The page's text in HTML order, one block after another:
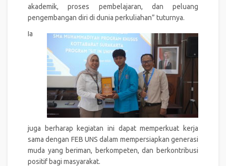
akademik, proses pembelajaran, dan peluang
pengembangan diri di dunia perkuliahan” tuturnya.
Ia
juga berharap kegiatan ini dapat memperkuat kerja
sama dengan FEB UNS dalam mempersiapkan generasi
muda yang beriman, berkompeten, dan berkontribusi
positif bagi masyarakat.